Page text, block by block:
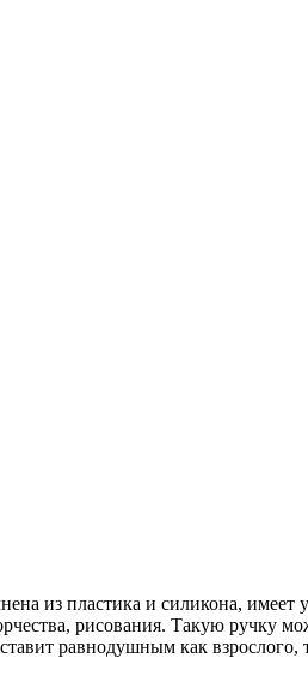
из пластика и силикона,
рисования. Такую ручку
равнодушным как